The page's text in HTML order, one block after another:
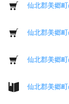
仙北郡美郷
仙北郡美郷
仙北郡美郷
仙北郡美郷